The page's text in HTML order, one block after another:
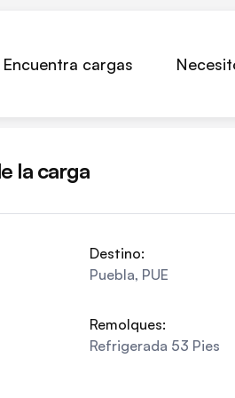
Encuentra cargas
la carga
Destino:
Puebla, PUE
Remolques:
Refrigerada 53 Pies